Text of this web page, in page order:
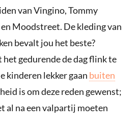
van Vingino, Tommy
Moodstreet. De kleding van
bevalt jou het beste?
gedurende de dag flink te
kinderen lekker gaan buiten
is om deze reden gewenst;
al na een valpartij moeten